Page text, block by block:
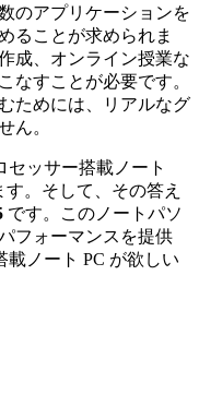
のアプリケーションを
ることが求められま
成、オンライン授業な
なすことが必要です。
ためには、リアルなグ
ん。
ッサー搭載ノート
。そして、その答え
です。このノートパソ
フォーマンスを提供
ノート PC が欲しい